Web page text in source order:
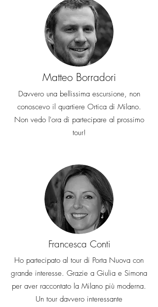
Matteo Borradori
Davvero una bellissima escursione, non
conoscevo il quartiere Ortica di Milano.
Non vedo l'ora di partecipare al prossimo
tour!
Francesca Conti
Ho partecipato al tour di Porta Nuova con
grande interesse. Grazie a Giulia e Simona
per aver raccontato la Milano più moderna.
Un tour davvero interessante